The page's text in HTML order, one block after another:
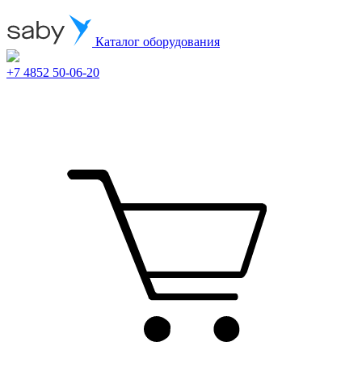
Каталог оборудования
+7 4852 50-06-20